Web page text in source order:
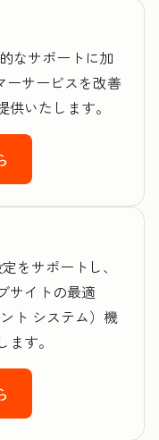
なサポートに加
ーサービスを改善
いたします。
をサポートし、
サイトの最適
ト システム）機
す。